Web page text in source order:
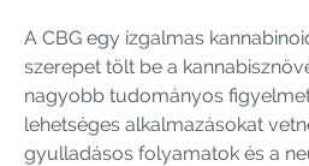
A CBG egy izgalmas
szerepet tölt be a
nagyobb tudományos
lehetséges alkalmazásokat
gyulladásos folyamatok és a